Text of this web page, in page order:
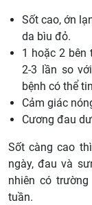
Sốt cao, ớn
da bìu đỏ.
1 hoặc 2 bên
2-3 lần so
bệnh có thể
Cảm giác
Cương đau
Sốt càng cao
ngày, đau và
nhiên có
tuần.